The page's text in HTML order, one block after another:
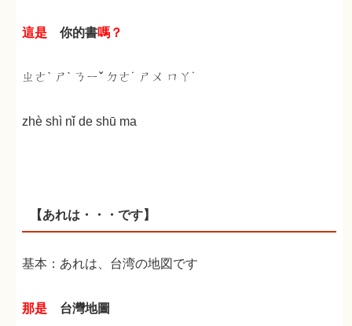
這是 你的書嗎？
ㄓㄜˋ ㄕˋ ㄋㄧˇ ㄉㄜ˙ ㄕㄨ ㄇㄚ˙
zhè shì nǐ de shū ma
【あれは・・・です】
基本：あれは、台湾の地図です
那是 台灣地圖